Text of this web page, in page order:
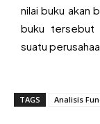
nilai buku akan
buku tersebut
suatu
TAGS Analisis